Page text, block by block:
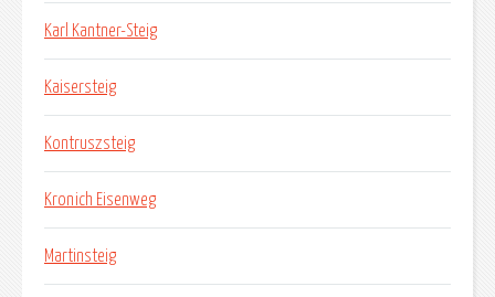
Karl Kantner-Steig
Kaisersteig
Kontruszsteig
Kronich Eisenweg
Martinsteig